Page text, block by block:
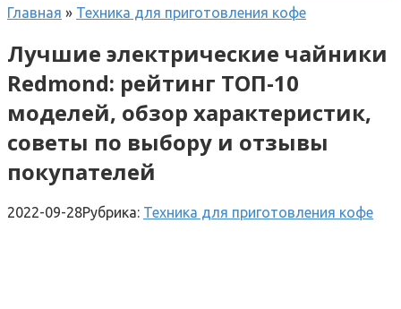
Главная » Техника для приготовления кофе
Лучшие электрические чайники
Redmond: рейтинг ТОП-10
моделей, обзор характеристик,
советы по выбору и отзывы
покупателей
2022-09-28Рубрика: Техника для приготовления кофе